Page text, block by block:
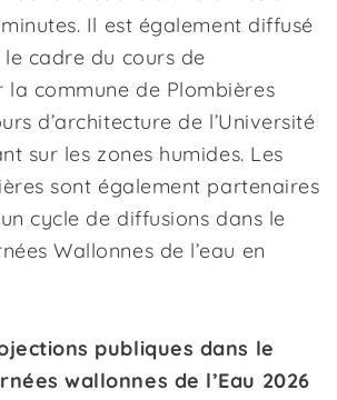
Il est également diffusé
le cadre du cours de
la commune de Plombières
d’architecture de l’Université
sur les zones humides. Les
sont également partenaires
cycle de diffusions dans le
Wallonnes de l’eau en
publiques dans le
wallonnes de l’Eau 2026